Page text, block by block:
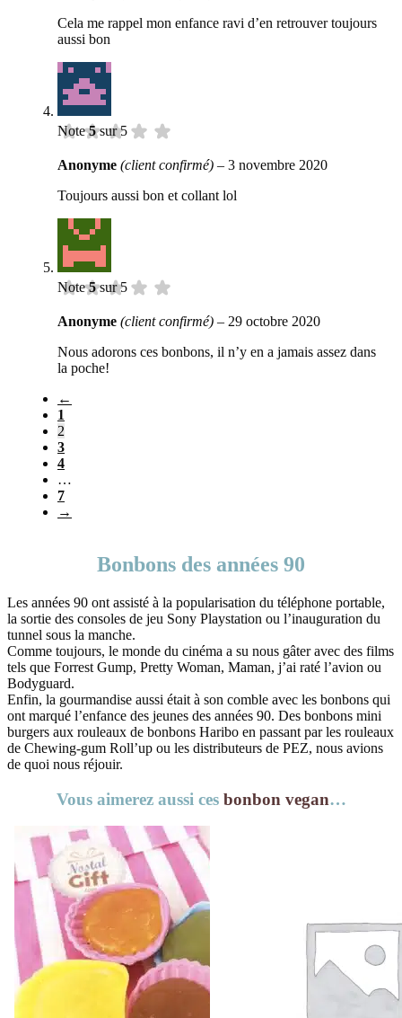
Cela me rappel mon enfance ravi d’en retrouver toujours
aussi bon
Note5sur 5
Anonyme (client confirmé) – 3 novembre 2020
Toujours aussi bon et collant lol
Note5sur 5
Anonyme (client confirmé) – 29 octobre 2020
Nous adorons ces bonbons, il n’y en a jamais assez dans
la poche!
←
1
2
3
4
…
7
→
Bonbons des années 90
Les années 90 ont assisté à la popularisation du téléphone portable,
la sortie des consoles de jeu Sony Playstation ou l’inauguration du
tunnel sous la manche.
Comme toujours, le monde du cinéma a su nous gâter avec des films
tels que Forrest Gump, Pretty Woman, Maman, j’ai raté l’avion ou
Bodyguard.
Enfin, la gourmandise aussi était à son comble avec les bonbons qui
ont marqué l’enfance des jeunes des années 90. Des bonbons mini
burgers aux rouleaux de bonbons Haribo en passant par les rouleaux
de Chewing-gum Roll’up ou les distributeurs de PEZ, nous avions
de quoi nous réjouir.
Vous aimerez aussi ces bonbon vegan…